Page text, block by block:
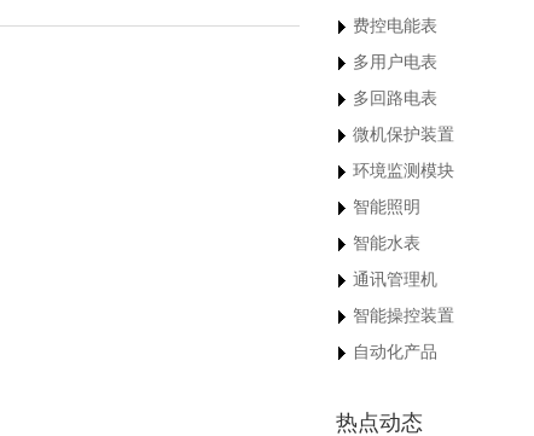
费控电能表
多用户电表
多回路电表
微机保护装置
环境监测模块
智能照明
智能水表
通讯管理机
智能操控装置
自动化产品
热点动态